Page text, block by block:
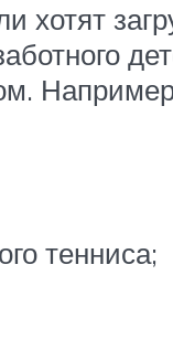
хотят
тенниса;